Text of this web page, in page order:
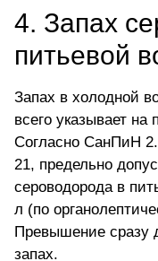
4. Запах
питьевой
Запах в холодной
всего указывает на
Согласно СанПиН
21, предельно
сероводорода в
л (по
Превышение сразу
запах.